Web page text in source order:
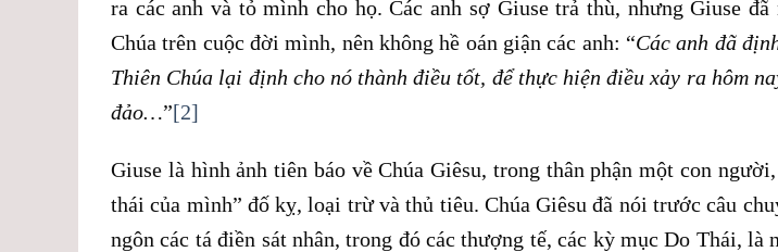
ra các anh và tỏ mình cho họ. Các anh sợ Giuse trả thù, nhưng Giuse
Chúa trên cuộc đời mình, nên không hề oán giận các anh: “Các anh đã
Thiên Chúa lại định cho nó thành điều tốt, để thực hiện điều xảy ra hôm
đảo…”[2]
Giuse là hình ảnh tiên báo về Chúa Giêsu, trong thân phận một con
thái của mình” đố kỵ, loại trừ và thủ tiêu. Chúa Giêsu đã nói trước câu
ngôn các tá điền sát nhân, trong đó các thượng tế, các kỳ mục Do Thái, là